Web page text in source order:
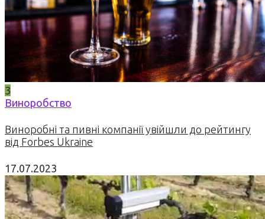
3
Виноробство
Виноробні та пивні компанії увійшли до рейтингу
від Forbes Ukraine
17.07.2023